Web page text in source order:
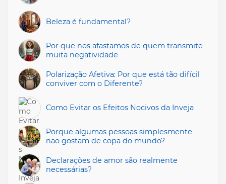
Beleza é fundamental?
Por que nos afastamos de quem transmite
muita negatividade
Polarização Afetiva: Por que está tão difícil
conviver com o Diferente?
Como Evitar os Efeitos Nocivos da Inveja
Porque algumas pessoas simplesmente
nao gostam de copa do mundo?
Declarações de amor são realmente
necessárias?